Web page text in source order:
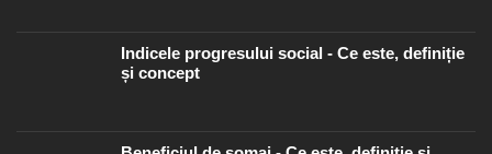
Indicele progresului social - Ce este, definiție
și concept